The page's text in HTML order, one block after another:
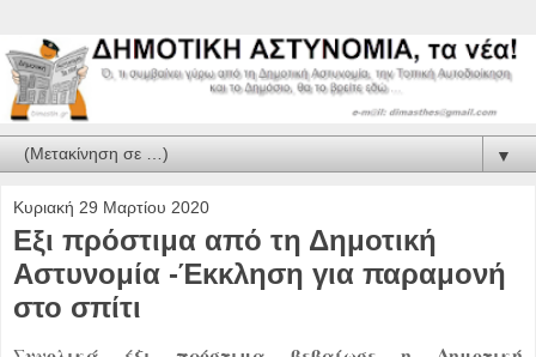
▼
Κυριακή 29 Μαρτίου 2020
Εξι πρόστιμα από τη Δημοτική
Αστυνομία -Έκκληση για παραμονή
στο σπίτι